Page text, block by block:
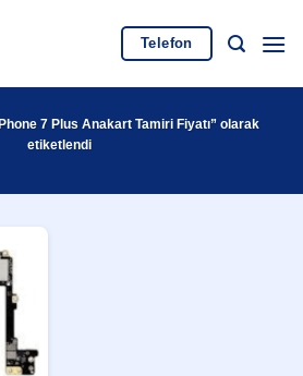
Telefon
7 Plus Anakart Tamiri Fiyatı” olarak
etiketlendi